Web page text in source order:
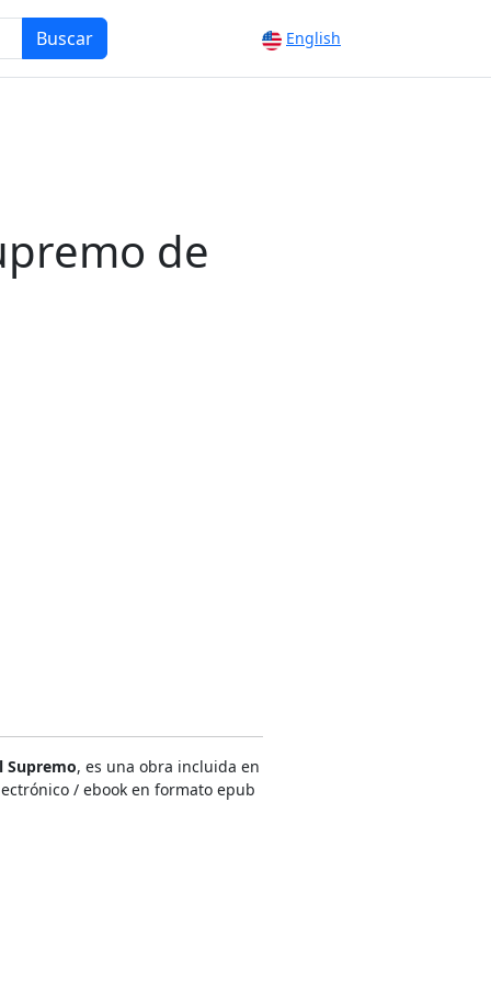
Buscar English
de
Supremo, es una obra incluida en
/ ebook en formato epub